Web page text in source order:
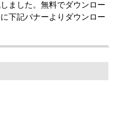
ました。無料でダウンロー
下記バナーよりダウンロー